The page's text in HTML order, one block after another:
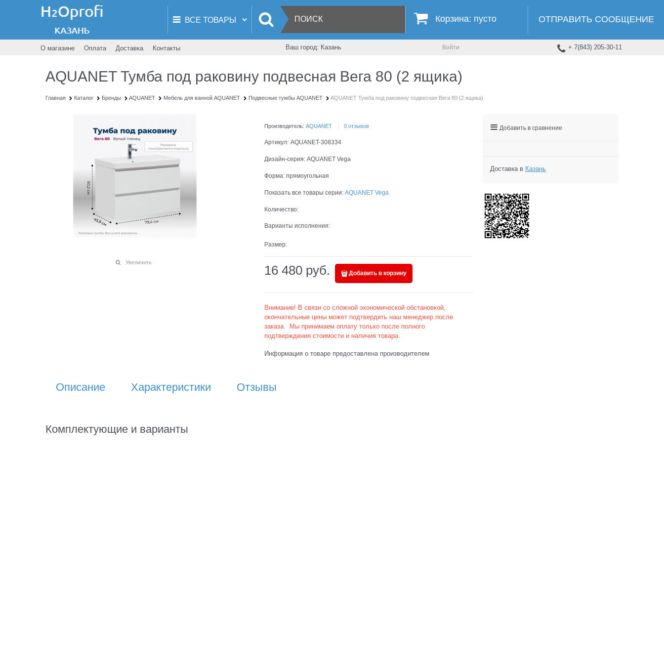
Корзина: пусто ОТПРАВИТЬ СООБЩЕНИЕ
О магазине Оплата Доставка Контакты Ваш город: Казань Войти + 7(843) 205-30-11
AQUANET Тумба под раковину подвесная Вега 80 (2 ящика)
Главная Каталог Бренды AQUANET Мебель для ванной AQUANET Подвесные тумбы AQUANET AQUANET Тумба под раковину подвесная Вега 80 (2 ящика)
Увеличить
Производитель: AQUANET 0 отзывов
Артикул: AQUANET-308334
Дизайн-серия: AQUANET Vega
Форма: прямоугольная
Показать все товары серии: AQUANET Vega
Количество:
Варианты исполнения:
Размер:
16 480 руб. Добавить в корзину
Внимание! В связи со сложной экономической обстановкой,
окончательные цены может подтвердить наш менеджер после
заказа. Мы принимаем оплату только после полного
подтверждения стоимости и наличия товара.
Информация о товаре предоставлена производителем
Описание Характеристики Отзывы
Комплектующие и варианты
Добавить в сравнение
Доставка в Казань